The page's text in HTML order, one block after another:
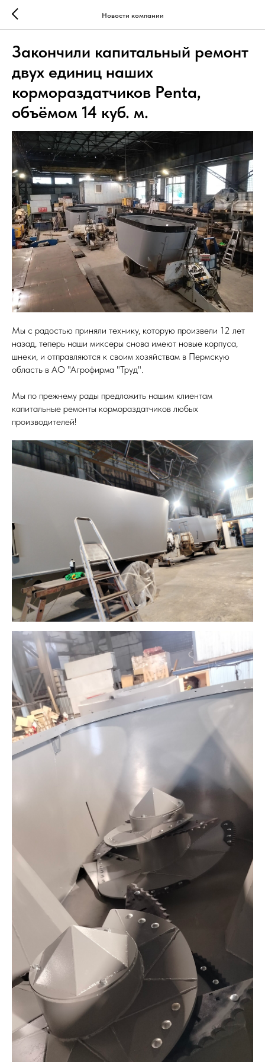
Новости компании
Закончили капитальный ремонт
двух единиц наших
кормораздатчиков Penta,
объёмом 14 куб. м.
Мы с радостью приняли технику, которую произвели 12 лет
назад, теперь наши миксеры снова имеют новые корпуса,
шнеки, и отправляются к своим хозяйствам в Пермскую
область в АО "Агрофирма "Труд".
Мы по прежнему рады предложить нашим клиентам
капитальные ремонты кормораздатчиков любых
производителей!